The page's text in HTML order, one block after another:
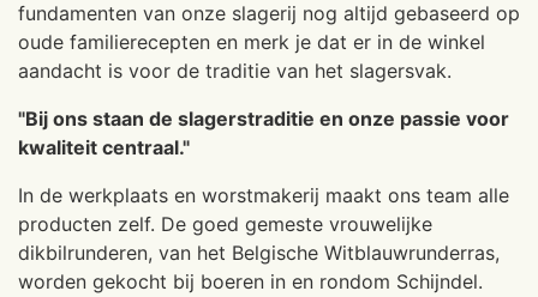
fundamenten van onze slagerij nog altijd gebaseerd op
oude familierecepten en merk je dat er in de winkel
aandacht is voor de traditie van het slagersvak.
"Bij ons staan de slagerstraditie en onze passie voor
kwaliteit centraal."
In de werkplaats en worstmakerij maakt ons team alle
producten zelf. De goed gemeste vrouwelijke
dikbilrunderen, van het Belgische Witblauwrunderras,
worden gekocht bij boeren in en rondom Schijndel.